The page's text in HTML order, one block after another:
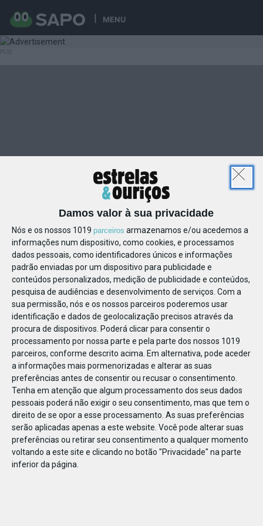
MENU
Damos valor à sua privacidade
Nós e os nossos 1019 parceiros armazenamos e/ou acedemos a
informações num dispositivo, como cookies, e processamos
dados pessoais, como identificadores únicos e informações
padrão enviadas por um dispositivo para publicidade e
conteúdos personalizados, medição de publicidade e conteúdos,
pesquisa de audiências e desenvolvimento de serviços. Com a
sua permissão, nós e os nossos parceiros poderemos usar
identificação e dados de geolocalização precisos através da
procura de dispositivos. Poderá clicar para consentir o
processamento por nossa parte e pela parte dos nossos 1019
parceiros, conforme descrito acima. Em alternativa, pode aceder
a informações mais pormenorizadas e alterar as suas
preferências antes de consentir ou recusar o consentimento.
Tenha em atenção que algum processamento dos seus dados
pessoais poderá não exigir o seu consentimento, mas que tem o
direito de se opor a esse processamento. As suas preferências
serão aplicadas apenas a este website. Você pode alterar suas
preferências ou retirar seu consentimento a qualquer momento
voltando a este site e clicando no botão "Privacidade" na parte
inferior da página.
79127